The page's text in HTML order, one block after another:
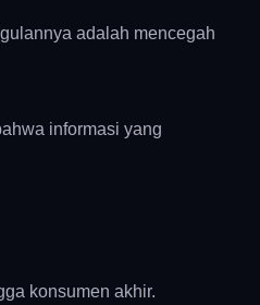
adalah mencegah
informasi yang
konsumen akhir.